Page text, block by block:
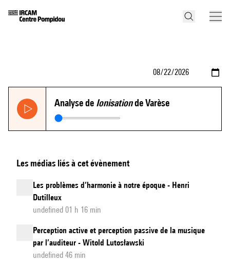
Analyse de Ionisationde Varèse
Les médias liés à cet évènement
Les problèmes d’harmonie à notre époque - Henri
Dutilleux
undefined 01 h 16 min
Perception active et perception passive de la musique
par l’auditeur - Witold Lutosławski
undefined 46 min